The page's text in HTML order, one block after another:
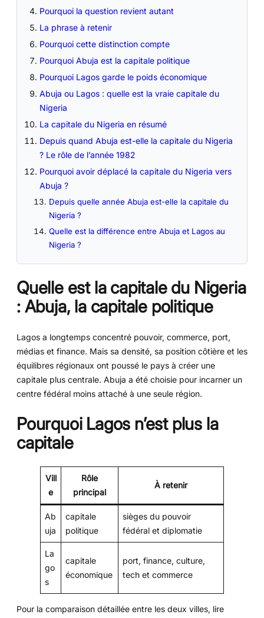
Pourquoi la question revient autant
La phrase à retenir
Pourquoi cette distinction compte
Pourquoi Abuja est la capitale politique
Pourquoi Lagos garde le poids économique
Abuja ou Lagos : quelle est la vraie capitale du
Nigeria
La capitale du Nigeria en résumé
Depuis quand Abuja est-elle la capitale du Nigeria
? Le rôle de l’année 1982
Pourquoi avoir déplacé la capitale du Nigeria vers
Abuja ?
Depuis quelle année Abuja est-elle la capitale du
Nigeria ?
Quelle est la différence entre Abuja et Lagos au
Nigeria ?
Quelle est la capitale du Nigeria
: Abuja, la capitale politique
Lagos a longtemps concentré pouvoir, commerce, port,
médias et finance. Mais sa densité, sa position côtière et les
équilibres régionaux ont poussé le pays à créer une
capitale plus centrale. Abuja a été choisie pour incarner un
centre fédéral moins attaché à une seule région.
Pourquoi Lagos n’est plus la
capitale
Vill
e
Rôle
principal
À retenir
Ab
uja
capitale
politique
sièges du pouvoir
fédéral et diplomatie
La
go
s
capitale
économique
port, finance, culture,
tech et commerce
Pour la comparaison détaillée entre les deux villes, lire